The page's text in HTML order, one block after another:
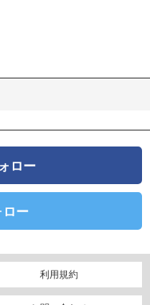
ロー
ー
利用規約